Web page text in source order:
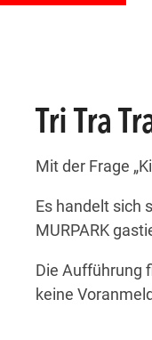
Tri Tra
Mit der Frage
Es handelt sich
MURPARK
Die Aufführung
keine
statt statt
Veranstaltungen
Tag finden
statt statt
Tag finden